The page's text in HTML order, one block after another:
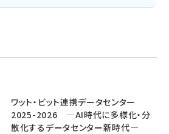
ワット・ビット連携データセンター
2025-2026 ―AI時代に多様化・分
散化するデータセンター新時代―